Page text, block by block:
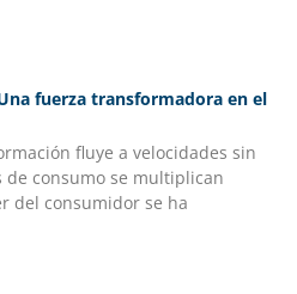
fuerza transformadora en el
fluye a velocidades sin
de consumo se multiplican
del consumidor se ha